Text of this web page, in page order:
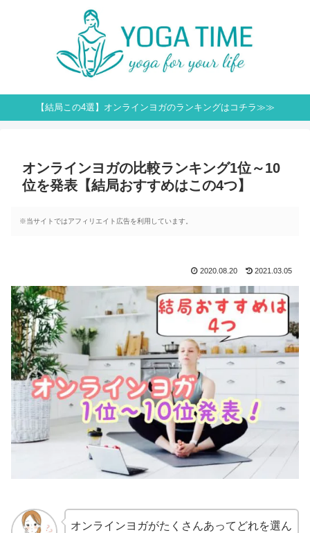
【結局この4選】オンラインヨガのランキングはコチラ≫≫
オンラインヨガの比較ランキング1位～10
位を発表【結局おすすめはこの4つ】
※当サイトではアフィリエイト広告を利用しています。
2020.08.20 2021.03.05
オンラインヨガがたくさんあってどれを選ん